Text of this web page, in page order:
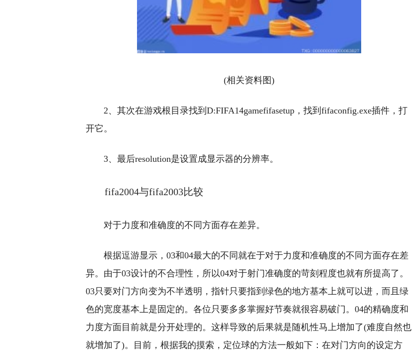
(相关资料图)
2、其次在游戏根目录找到D:FIFA14gamefifasetup，找到fifaconfig.exe插件，打
开它。
3、最后resolution是设置成显示器的分辨率。
fifa2004与fifa2003比较
对于力度和准确度的不同方面存在差异。
根据逗游显示，03和04最大的不同就在于对于力度和准确度的不同方面存在差
异。由于03设计的不合理性，所以04对于射门准确度的苛刻程度也就有所提高了。
03只要对门方向变为不半透明，指针只要指到绿色的地方基本上就可以进，而且绿
色的宽度基本上是固定的。各位只要多多掌握好节奏就很容易破门。04的精确度和
力度方面目前就是分开处理的。这样导致的后果就是随机性马上增加了(难度自然也
就增加了)。目前，根据我的摸索，定位球的方法一般如下：在对门方向的设定方